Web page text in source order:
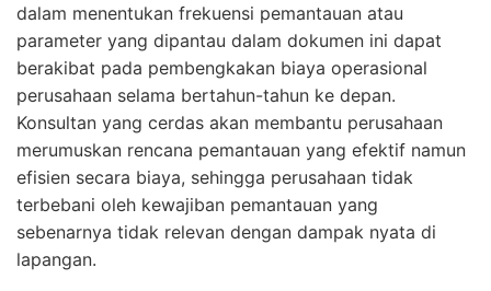
dalam menentukan frekuensi pemantauan atau
parameter yang dipantau dalam dokumen ini dapat
berakibat pada pembengkakan biaya operasional
perusahaan selama bertahun-tahun ke depan.
Konsultan yang cerdas akan membantu perusahaan
merumuskan rencana pemantauan yang efektif namun
efisien secara biaya, sehingga perusahaan tidak
terbebani oleh kewajiban pemantauan yang
sebenarnya tidak relevan dengan dampak nyata di
lapangan.